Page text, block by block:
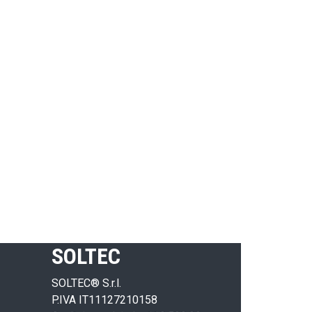
SOLTEC
SOLTEC® S.r.l.
P.IVA IT11127210158